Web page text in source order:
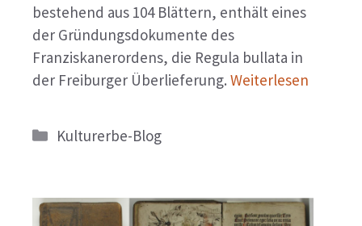
bestehend aus 104 Blättern, enthält eines
der Gründungsdokumente des
Franziskanerordens, die Regula bullata in
der Freiburger Überlieferung. Weiterlesen
Kategorien
Kulturerbe-Blog